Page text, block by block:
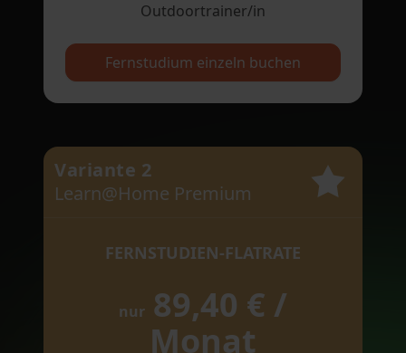
Outdoortrainer/in
Fernstudium einzeln buchen
Variante 2
Learn@Home Premium
FERNSTUDIEN-FLATRATE
nur 89,40 € /
Monat